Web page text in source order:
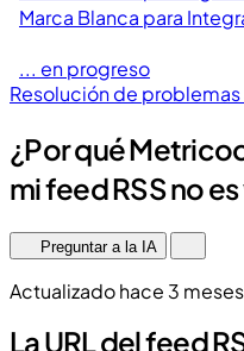
Marca Blanca para
... en progreso
Resolución de
¿Por qué
mi feed RSS no
Preguntar a la IA
Actualizado hace 3 meses
La URL del feed